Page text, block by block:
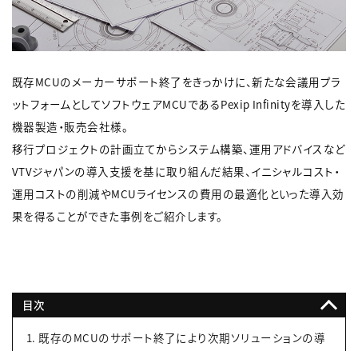
既存MCUのメーカーサポート終了をきっかけに、新たな会議用プラ
ットフォームとしてソフトウェアMCUであるPexip Infinityを導入した
機器製造・販売会社様。
移行プロジェクトの計画立てからシステム構築、運用アドバイスなど
VTVジャパンの導入支援を基に取り組んだ結果、イニシャルコスト・
運用コストの削減やMCUライセンスの費用の最適化といった導入効
果を得ることができた事例をご紹介します。
目次
既存のMCUのサポート終了により次期ソリューションの導